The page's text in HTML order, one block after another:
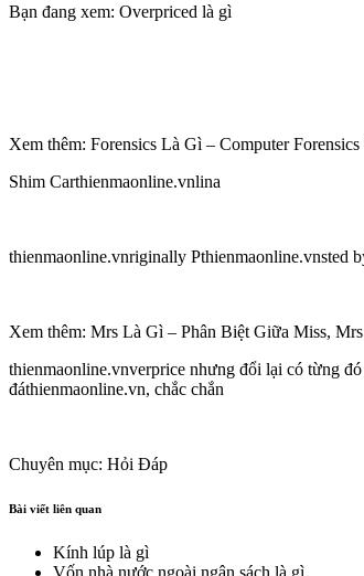
Bạn đang xem: Overpriced là gì
Xem thêm: Forensics Là Gì – Computer
Shim Carthienmaonline.vnlina
thienmaonline.vnriginally Pthienmaonline.vnsted
Xem thêm: Mrs Là Gì – Phân Biệt Giữa Miss, Mrs
thienmaonline.vnverprice nhưng đổi lại có từng
đáthienmaonline.vn, chắc chắn
Chuyên mục: Hỏi Đáp
Bài viết liên quan
Kính lúp là gì
Vốn nhà nước ngoài ngân sách là gì